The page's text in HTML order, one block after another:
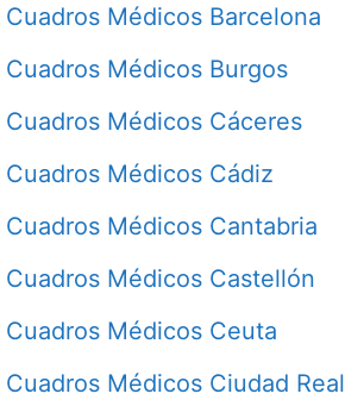
Cuadros Médicos Barcelona
Cuadros Médicos Burgos
Cuadros Médicos Cáceres
Cuadros Médicos Cádiz
Cuadros Médicos Cantabria
Cuadros Médicos Castellón
Cuadros Médicos Ceuta
Cuadros Médicos Ciudad Real